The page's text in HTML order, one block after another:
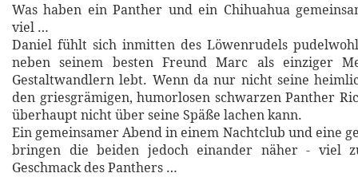
Was haben ein Panther und ein Chihuahua
viel …
Daniel fühlt sich inmitten des Löwenrudels
neben seinem besten Freund Marc als einziger
Gestaltwandlern lebt. Wenn da nur nicht seine
den griesgrämigen, humorlosen schwarzen Panther
überhaupt nicht über seine Späße lachen kann.
Ein gemeinsamer Abend in einem Nachtclub und eine
bringen die beiden jedoch einander näher - viel
Geschmack des Panthers …